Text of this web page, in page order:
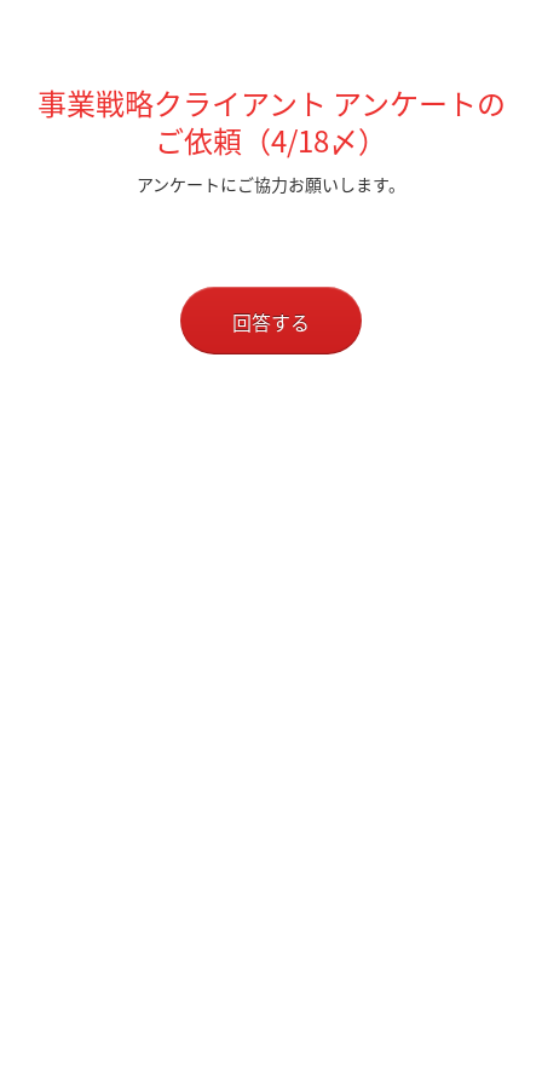
事業戦略クライアント アンケートの
ご依頼（4/18〆）
アンケートにご協力お願いします。
回答する